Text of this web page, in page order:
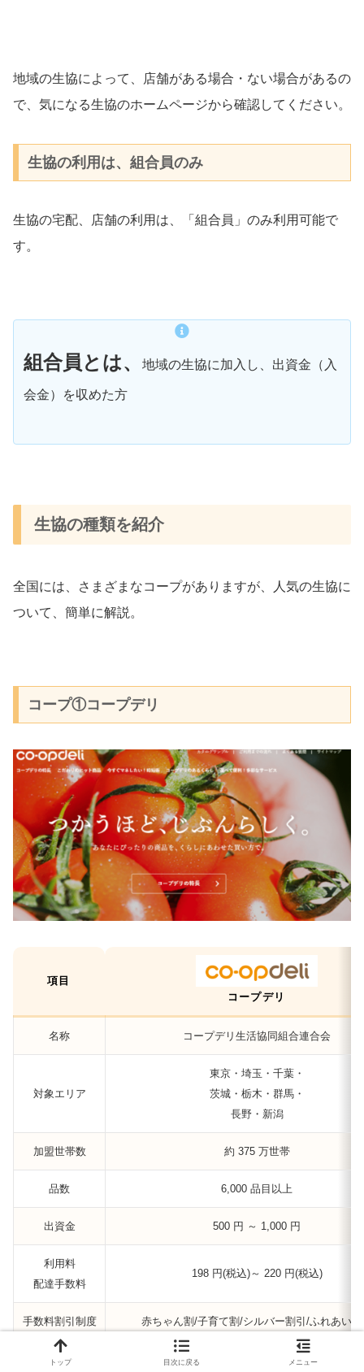
地域の生協によって、店舗がある場合・ない場合があるの
で、気になる生協のホームページから確認してください。
生協の利用は、組合員のみ
生協の宅配、店舗の利用は、「組合員」のみ利用可能で
す。
組合員とは、 地域の生協に加入し、出資金（入
会金）を収めた方
生協の種類を紹介
全国には、さまざまなコープがありますが、人気の生協に
ついて、簡単に解説。
コープ①コープデリ
項目
コープデリ
名称 コープデリ生活協同組合連合会
対象エリア
東京・埼玉・千葉・
茨城・栃木・群馬・
長野・新潟
加盟世帯数 約 375 万世帯
品数 6,000 品目以上
出資金 500 円 ～ 1,000 円
利用料
配達手数料
198 円(税込)～ 220 円(税込)
手数料割引制度 赤ちゃん割/子育て割/シルバー割引/ふれあい割
注文方法 Webサイト、アプリ、LINE、注文書（紙）、
トップ 目次に戻る メニュー